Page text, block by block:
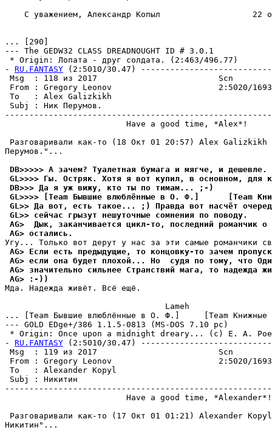
С уважением, Александр Копыл                   22
... [290]
--- The GEDW32 CLASS DREADNOUGHT ID # 3.0.1
* Origin: Лопата - друг солдата. (2:463/496.77)
- RU.FANTASY (2:5010/30.47)
Msg  : 118 из 2017                         Scn
From : Gregory Leonov                      2:5020/
To   : Alex Galizkikh
Subj : Ник Перумов.
                         Have a good time, *Alex*!
Разговаривали как-то (18 Окт 01 20:57) Alex
Перумов."...
DB>>>>> А зачем? Туалетная бумага и мягче, и дешевле.
GL>>>> Гы. Остряк. Хотя я вот купил, в основном, для
DB>>> Да я уж вижу, кто ты по тимам... ;-)
GL>>>> [Team Бывшие влюблённые в О. Ф.]      [Team
GL>> Да вот, есть такое... ;) Правда вот насчёт
GL>> сейчас грызут нешуточные сомнения по поводу.
AG>  Дык, заканчивается цикл-то, последний романчик о
AG> остались.
AG> Если есть предыдущие, то концовку-то зачем
AG> если она будет плохой... Но  судя по тому, что
AG> значительно сильнее Странствий мага, то надежда
AG> :-))
Мда. Надежда живёт. Всё ещё.
                                 Lameh
... [Team Бывшие влюблённые в О. Ф.]     [Team
--- GOLD EDge+/386 1.1.5-0813 (MS-DOS 7.10 pc)
* Origin: Once upon a midnight dreary... (c) E. A. Poe
- RU.FANTASY (2:5010/30.47)
Msg  : 119 из 2017                         Scn
From : Gregory Leonov                      2:5020/
To   : Alexander Kopyl
Subj : Никитин
                         Have a good time, *Alexander*!
Разговаривали как-то (17 Окт 01 01:21) Alexander
Никитин"...